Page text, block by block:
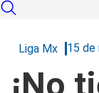
Liga Mx 15 de
¡No